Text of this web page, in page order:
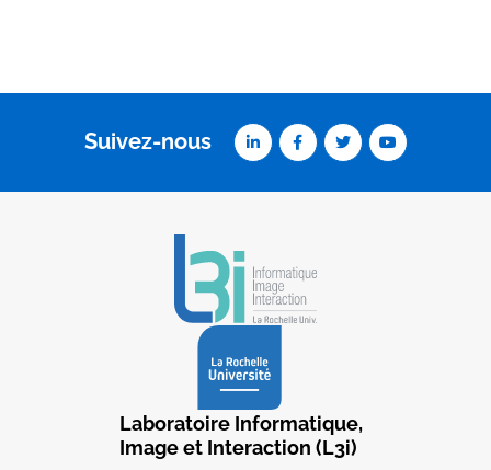
Suivez-nous
Laboratoire Informatique,
Image et Interaction (L3i)